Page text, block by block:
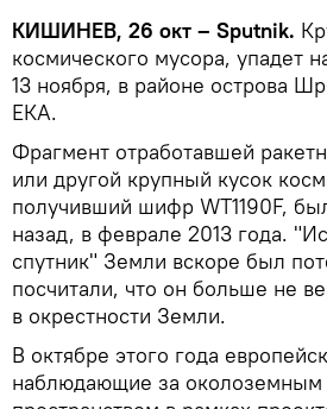
КИШИНЕВ, 26 окт – Sputnik.
космического мусора, упадет
13 ноября, в районе острова
ЕКА.
Фрагмент отработавшей
или другой крупный кусок
получивший шифр WT1190F,
назад, в феврале 2013 года.
спутник" Земли вскоре был
посчитали, что он больше не
в окрестности Земли.
В октябре этого года
наблюдающие за околоземным